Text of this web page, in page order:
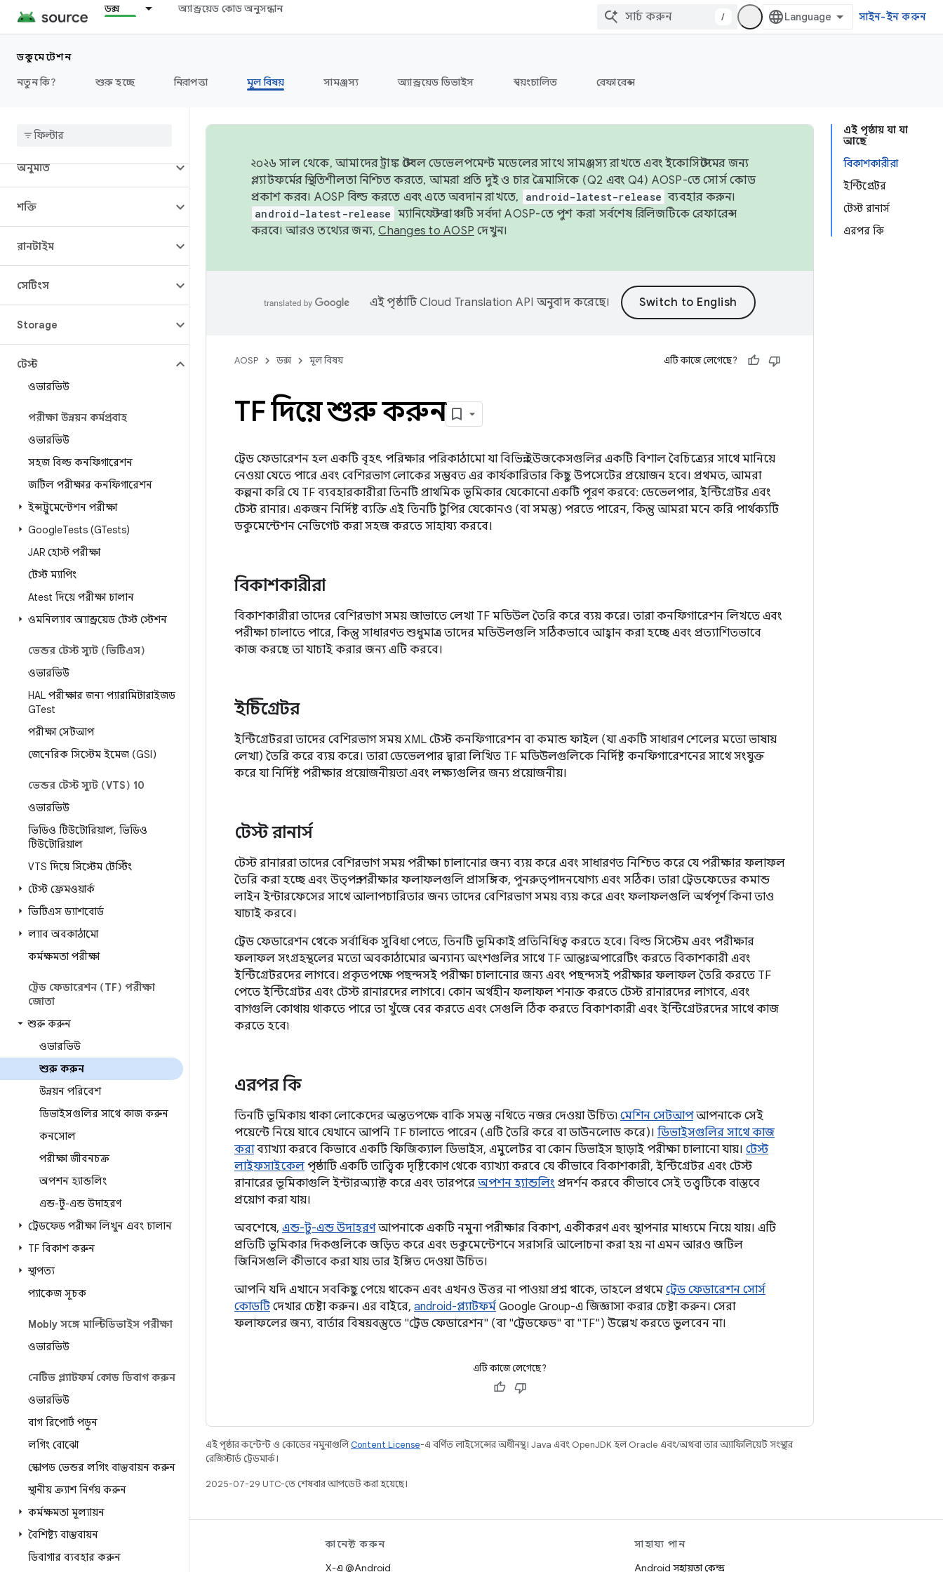
ডক্স অ্যান্ড্রয়েড কোড অনুসন্ধান
/ সাইন-ইন করুন
ডকুমেন্টেশন
নতুন কি?
শুরু হচ্ছে নিরাপত্তা মূল বিষয় সামঞ্জস্য অ্যান্ড্রয়েড ডিভাইস স্বয়ংচালিত রেফারেন্স
গ্রাফিক্স,গ্রাফিক্স,গ্রাফিক্স,গ্রাফিক্স
মিথস্ক্রিয়া
মিডিয়া
কর্মক্ষমতা
অনুমতি
শক্তি
রানটাইম
সেটিংস
Storage
টেস্ট
ওভারভিউ
পরীক্ষা উন্নয়ন কর্মপ্রবাহ
ওভারভিউ
সহজ বিল্ড কনফিগারেশন
জটিল পরীক্ষার কনফিগারেশন
ইন্সট্রুমেন্টেশন পরীক্ষা
GoogleTests (GTests)
JAR হোস্ট পরীক্ষা
টেস্ট ম্যাপিং
Atest দিয়ে পরীক্ষা চালান
ওমনিল্যাব অ্যান্ড্রয়েড টেস্ট স্টেশন
ভেন্ডর টেস্ট স্যুট (ভিটিএস)
ওভারভিউ
HAL পরীক্ষার জন্য প্যারামিটারাইজড
GTest
পরীক্ষা সেটআপ
জেনেরিক সিস্টেম ইমেজ (GSI)
ভেন্ডর টেস্ট স্যুট (VTS) 10
ওভারভিউ
ভিডিও টিউটোরিয়াল, ভিডিও
টিউটোরিয়াল
VTS দিয়ে সিস্টেম টেস্টিং
টেস্ট ফ্রেমওয়ার্ক
ভিটিএস ড্যাশবোর্ড
ল্যাব অবকাঠামো
কর্মক্ষমতা পরীক্ষা
ট্রেড ফেডারেশন (TF) পরীক্ষা
জোতা
শুরু করুন
ওভারভিউ
শুরু করুন
উন্নয়ন পরিবেশ
ডিভাইসগুলির সাথে কাজ করুন
কনসোল
পরীক্ষা জীবনচক্র
অপশন হ্যান্ডলিং
এন্ড-টু-এন্ড উদাহরণ
ট্রেডফেড পরীক্ষা লিখুন এবং চালান
TF বিকাশ করুন
স্থাপত্য
প্যাকেজ সূচক
Mobly সঙ্গে মাল্টিডিভাইস পরীক্ষা
ওভারভিউ
নেটিভ প্ল্যাটফর্ম কোড ডিবাগ করুন
ওভারভিউ
বাগ রিপোর্ট পড়ুন
লগিং বোঝো
স্কোপড ভেন্ডর লগিং বাস্তবায়ন করুন
স্থানীয় ক্র্যাশ নির্ণয় করুন
কর্মক্ষমতা মূল্যায়ন
বৈশিষ্ট্য বাস্তবায়ন
ডিবাগার ব্যবহার করুন
এই পৃষ্ঠায় যা যা
আছে
বিকাশকারীরা
ইন্টিগ্রেটর
টেস্ট রানার্স
এরপর কি
২০২৬ সাল থেকে, আমাদের ট্রাঙ্ক স্টেবল ডেভেলপমেন্ট মডেলের সাথে সামঞ্জস্য রাখতে এবং ইকোসিস্টেমের জন্য
প্ল্যাটফর্মের স্থিতিশীলতা নিশ্চিত করতে, আমরা প্রতি দুই ও চার ত্রৈমাসিকে (Q2 এবং Q4) AOSP-তে সোর্স কোড
প্রকাশ করব। AOSP বিল্ড করতে এবং এতে অবদান রাখতে,
android-latest-release ব্যবহার করুন।
android-latest-release ম্যানিফেস্ট ব্রাঞ্চটি সর্বদা AOSP-তে পুশ করা সর্বশেষ রিলিজটিকে রেফারেন্স
করবে। আরও তথ্যের জন্য,Changes to AOSP দেখুন।
এই পৃষ্ঠাটিCloud Translation API অনুবাদ করেছে।
AOSP ডক্স মূল বিষয় এটি কাজে লেগেছে?
TF দিয়ে শুরু করুন
ট্রেড ফেডারেশন হল একটি বৃহৎ পরিক্ষার পরিকাঠামো যা বিভিন্ন ইউজকেসগুলির একটি বিশাল বৈচিত্র্যের সাথে মানিয়ে
নেওয়া যেতে পারে এবং বেশিরভাগ লোকের সম্ভবত এর কার্যকারিতার কিছু উপসেটের প্রয়োজন হবে। প্রথমত, আমরা
কল্পনা করি যে TF ব্যবহারকারীরা তিনটি প্রাথমিক ভূমিকার যেকোনো একটি পূরণ করবে: ডেভেলপার, ইন্টিগ্রেটর এবং
টেস্ট রানার। একজন নির্দিষ্ট ব্যক্তি এই তিনটি টুপির যেকোনও (বা সমস্ত) পরতে পারেন, কিন্তু আমরা মনে করি পার্থক্যটি
ডকুমেন্টেশন নেভিগেট করা সহজ করতে সাহায্য করবে।
বিকাশকারীরা
বিকাশকারীরা তাদের বেশিরভাগ সময় জাভাতে লেখা TF মডিউল তৈরি করে ব্যয় করে। তারা কনফিগারেশন লিখতে এবং
পরীক্ষা চালাতে পারে, কিন্তু সাধারণত শুধুমাত্র তাদের মডিউলগুলি সঠিকভাবে আহ্বান করা হচ্ছে এবং প্রত্যাশিতভাবে
কাজ করছে তা যাচাই করার জন্য এটি করবে।
ইন্টিগ্রেটর
ইন্টিগ্রেটররা তাদের বেশিরভাগ সময় XML টেস্ট কনফিগারেশন বা কমান্ড ফাইল (যা একটি সাধারণ শেলের মতো ভাষায়
লেখা) তৈরি করে ব্যয় করে। তারা ডেভেলপার দ্বারা লিখিত TF মডিউলগুলিকে নির্দিষ্ট কনফিগারেশনের সাথে সংযুক্ত
করে যা নির্দিষ্ট পরীক্ষার প্রয়োজনীয়তা এবং লক্ষ্যগুলির জন্য প্রয়োজনীয়।
টেস্ট রানার্স
টেস্ট রানাররা তাদের বেশিরভাগ সময় পরীক্ষা চালানোর জন্য ব্যয় করে এবং সাধারণত নিশ্চিত করে যে পরীক্ষার ফলাফল
তৈরি করা হচ্ছে এবং উত্পন্ন পরীক্ষার ফলাফলগুলি প্রাসঙ্গিক, পুনরুত্পাদনযোগ্য এবং সঠিক। তারা ট্রেডফেডের কমান্ড
লাইন ইন্টারফেসের সাথে আলাপচারিতার জন্য তাদের বেশিরভাগ সময় ব্যয় করে এবং ফলাফলগুলি অর্থপূর্ণ কিনা তাও
যাচাই করবে।
ট্রেড ফেডারেশন থেকে সর্বাধিক সুবিধা পেতে, তিনটি ভূমিকাই প্রতিনিধিত্ব করতে হবে। বিল্ড সিস্টেম এবং পরীক্ষার
ফলাফল সংগ্রহস্থলের মতো অবকাঠামোর অন্যান্য অংশগুলির সাথে TF আন্তঃঅপারেটিং করতে বিকাশকারী এবং
ইন্টিগ্রেটরদের লাগবে। প্রকৃতপক্ষে পছন্দসই পরীক্ষা চালানোর জন্য এবং পছন্দসই পরীক্ষার ফলাফল তৈরি করতে TF
পেতে ইন্টিগ্রেটর এবং টেস্ট রানারদের লাগবে। কোন অর্থহীন ফলাফল শনাক্ত করতে টেস্ট রানারদের লাগবে, এবং
বাগগুলি কোথায় থাকতে পারে তা খুঁজে বের করতে এবং সেগুলি ঠিক করতে বিকাশকারী এবং ইন্টিগ্রেটরদের সাথে কাজ
করতে হবে৷
এরপর কি
তিনটি ভূমিকায় থাকা লোকেদের অন্ততপক্ষে বাকি সমস্ত নথিতে নজর দেওয়া উচিত৷ মেশিন সেটআপআপনাকে সেই
পয়েন্টে নিয়ে যাবে যেখানে আপনি TF চালাতে পারেন (এটি তৈরি করে বা ডাউনলোড করে)। ডিভাইসগুলির সাথে কাজ
করাব্যাখ্যা করবে কিভাবে একটি ফিজিক্যাল ডিভাইস, এমুলেটর বা কোন ডিভাইস ছাড়াই পরীক্ষা চালানো যায়। টেস্ট
লাইফসাইকেল পৃষ্ঠাটি একটি তাত্ত্বিক দৃষ্টিকোণ থেকে ব্যাখ্যা করবে যে কীভাবে বিকাশকারী, ইন্টিগ্রেটর এবং টেস্ট
রানারের ভূমিকাগুলি ইন্টারঅ্যাক্ট করে এবং তারপরে অপশন হ্যান্ডলিং প্রদর্শন করবে কীভাবে সেই তত্ত্বটিকে বাস্তবে
প্রয়োগ করা যায়।
অবশেষে, এন্ড-টু-এন্ড উদাহরণআপনাকে একটি নমুনা পরীক্ষার বিকাশ, একীকরণ এবং স্থাপনার মাধ্যমে নিয়ে যায়। এটি
প্রতিটি ভূমিকার দিকগুলিকে জড়িত করে এবং ডকুমেন্টেশনে সরাসরি আলোচনা করা হয় না এমন আরও জটিল
জিনিসগুলি কীভাবে করা যায় তার ইঙ্গিত দেওয়া উচিত।
আপনি যদি এখানে সবকিছু পেয়ে থাকেন এবং এখনও উত্তর না পাওয়া প্রশ্ন থাকে, তাহলে প্রথমে ট্রেড ফেডারেশন সোর্স
কোডটি দেখার চেষ্টা করুন। এর বাইরে, android-প্ল্যাটফর্ম Google Group-এ জিজ্ঞাসা করার চেষ্টা করুন। সেরা
ফলাফলের জন্য, বার্তার বিষয়বস্তুতে "ট্রেড ফেডারেশন" (বা "ট্রেডফেড" বা "TF") উল্লেখ করতে ভুলবেন না।
এটি কাজে লেগেছে?
এই পৃষ্ঠার কন্টেন্ট ও কোডের নমুনাগুলিContent License-এ বর্ণিত লাইসেন্সের অধীনস্থ। Java এবং OpenJDK হল Oracle এবং/অথবা তার অ্যাফিলিয়েট সংস্থার
রেজিস্টার্ড ট্রেডমার্ক।
2025-07-29 UTC-তে শেষবার আপডেট করা হয়েছে।
কানেক্ট করুন
X-এ @Android
সাহায্য পান
Android সহায়তা কেন্দ্র